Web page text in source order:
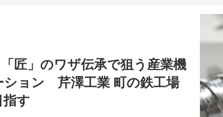
匠」のワザ伝承で狙う産業機
ション 芹澤工業 町の鉄工場
指す